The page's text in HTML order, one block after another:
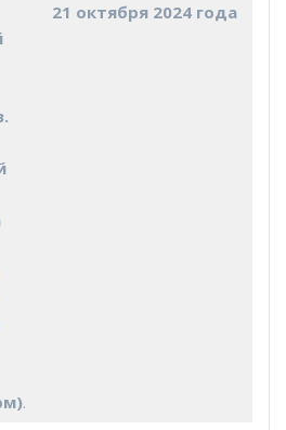
.
21 октября 2024 года